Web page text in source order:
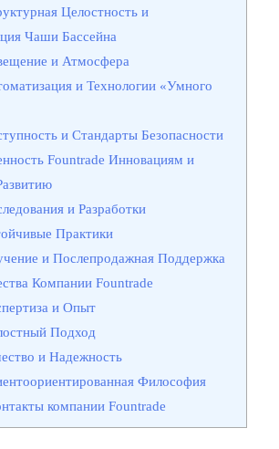
Целостность и
Чаши Бассейна
и Атмосфера
и Технологии «Умного
и Стандарты Безопасности
Fountrade Инновациям и
и Разработки
Практики
и Послепродажная Поддержка
Компании Fountrade
и Опыт
Подход
и Надежность
Философия
компании Fountrade